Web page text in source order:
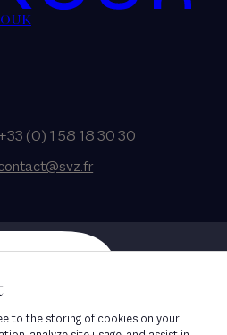
(0) 1 58 18 30 30
by Bonhomme
to the storing of cookies on your